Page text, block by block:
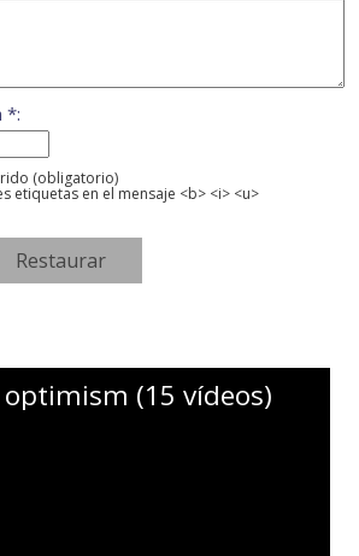
*:
(obligatorio)
etiquetas en el mensaje <b> <i> <u>
optimism (15 vídeos)